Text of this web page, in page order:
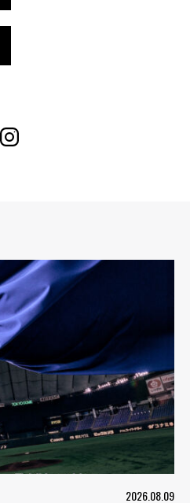
2026.08.09